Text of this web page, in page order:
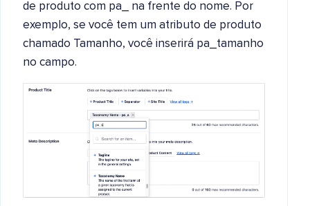
de produto com pa_ na frente do nome. Por
exemplo, se você tem um atributo de produto
chamado Tamanho, você inserirá pa_tamanho
no campo.